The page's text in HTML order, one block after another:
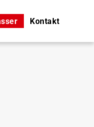
Kontakt